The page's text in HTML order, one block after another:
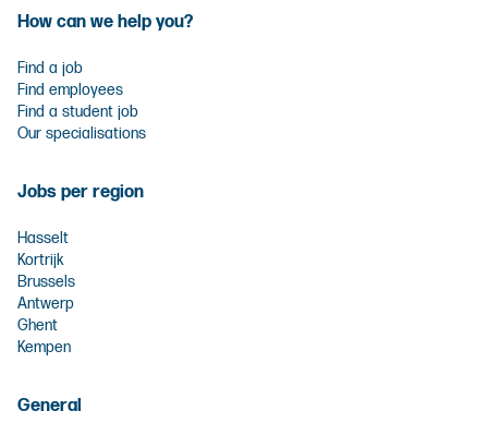
How can we help you?
Find a job
Find employees
Find a student job
Our specialisations
Jobs per region
Hasselt
Kortrijk
Brussels
Antwerp
Ghent
Kempen
General